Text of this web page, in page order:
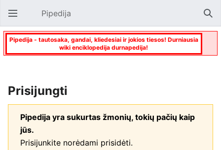
Atverti pagrindinį meniu Pipedija
Pipedija - tautosaka, gandai, kliedesiai ir jokios tiesos! Durniausia
wiki enciklopedija durnapedija!
Prisijungti
Pipedija yra sukurtas žmonių, tokių pačių kaip
jūs.
Prisijunkite norėdami prisidėti.